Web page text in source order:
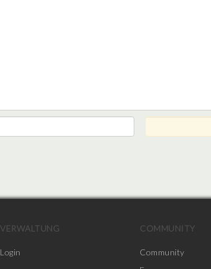
VERWALTUNG
Login
COMMUNITY
Community